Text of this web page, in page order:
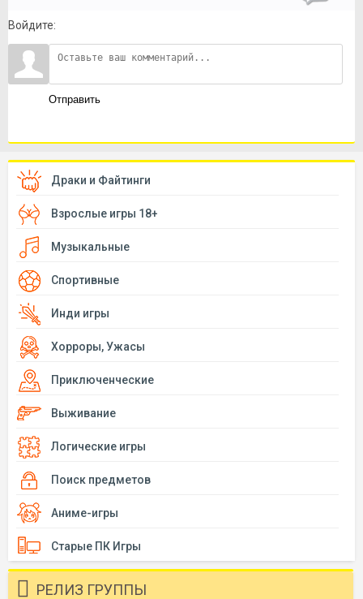
Войдите:
Отправить
Драки и Файтинги
Взрослые игры 18+
Музыкальные
Спортивные
Инди игры
Хорроры, Ужасы
Приключенческие
Выживание
Логические игры
Поиск предметов
Аниме-игры
Старые ПК Игры
РЕЛИЗ ГРУППЫ